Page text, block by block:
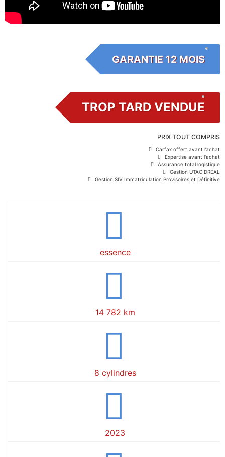
GARANTIE 12 MOIS
TROP TARD VENDUE
PRIX TOUT COMPRIS
Carfax offert avant l’achat
Expertise avant l'achat
Assurance total logistique
Gestion UTAC DREAL
Gestion SIV Immatriculation Provisoires et Définitive
essence
14 782 km
8 cylindres
2023